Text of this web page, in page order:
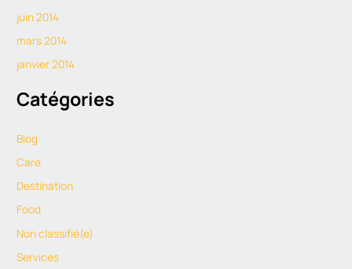
juin 2014
mars 2014
janvier 2014
Catégories
Blog
Care
Destination
Food
Non classifié(e)
Services